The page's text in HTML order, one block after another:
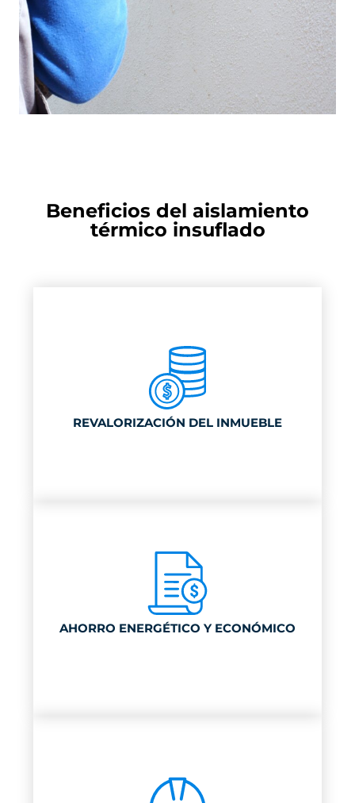
Beneficios del aislamiento
térmico insuflado
REVALORIZACIÓN DEL INMUEBLE
AHORRO ENERGÉTICO Y ECONÓMICO